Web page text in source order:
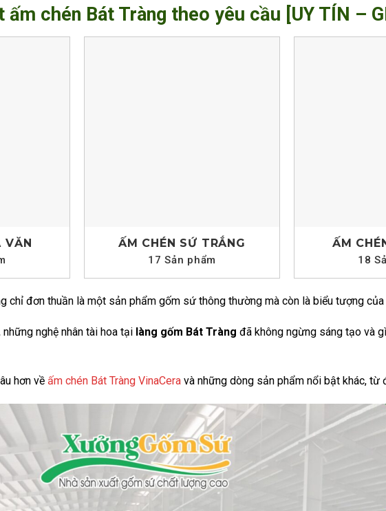
chén Bát Tràng theo yêu cầu [UY TÍN –
VĂN ẤM CHÉN SỨ TRẮNG
17 Sản phẩm
ẤM
18
chỉ đơn thuần là một sản phẩm gốm sứ thông thường mà còn là biểu tượng
nghệ nhân tài hoa tại làng gốm Bát Tràng đã không ngừng sáng tạo và
hơn về ấm chén Bát Tràng VinaCera và những dòng sản phẩm nổi bật khác, từ